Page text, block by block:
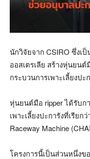
นักวิจัยจาก CSIRO ซึ่งเ
ออสเตรเลีย สร้างหุ่นยน
กระบวนการเพาะเลี้ยงป
หุ่นยนต์มือ ripperได้รับก
เพาะเลี้ยงปะการังที่เรียกว่
Raceway Machine
โครงการนี้เป็นส่วนหนึ่งข